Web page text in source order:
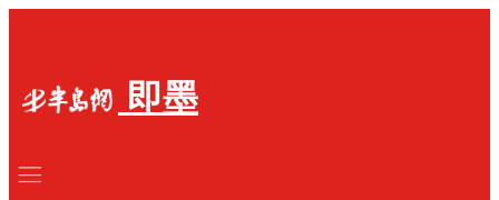
即墨